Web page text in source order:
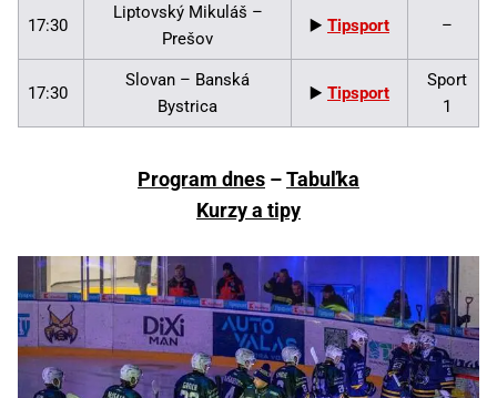
17:30
Liptovský Mikuláš –
Prešov
▶️ Tipsport –
17:30
Slovan – Banská
Bystrica
▶️ Tipsport
Sport
1
Program dnes –Tabuľka
Kurzy a tipy